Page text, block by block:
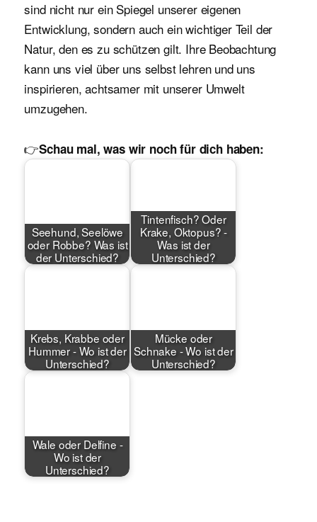
sind nicht nur ein Spiegel unserer eigenen
Entwicklung, sondern auch ein wichtiger Teil der
Natur, den es zu schützen gilt. Ihre Beobachtung
kann uns viel über uns selbst lehren und uns
inspirieren, achtsamer mit unserer Umwelt
umzugehen.
👉Schau mal, was wir noch für dich haben:
Seehund, Seelöwe
oder Robbe? Was ist
der Unterschied?
Tintenfisch? Oder
Krake, Oktopus? -
Was ist der
Unterschied?
Krebs, Krabbe oder
Hummer - Wo ist der
Unterschied?
Mücke oder
Schnake - Wo ist der
Unterschied?
Wale oder Delfine -
Wo ist der
Unterschied?